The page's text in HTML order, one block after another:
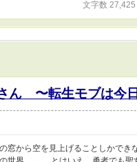
文字数 27,425
ん 〜転生モブは今
窓から空を見上げることしかでき